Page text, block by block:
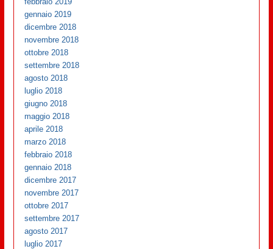
gennaio 2019
dicembre 2018
novembre 2018
ottobre 2018
settembre 2018
agosto 2018
luglio 2018
giugno 2018
maggio 2018
aprile 2018
marzo 2018
febbraio 2018
gennaio 2018
dicembre 2017
novembre 2017
ottobre 2017
settembre 2017
agosto 2017
luglio 2017